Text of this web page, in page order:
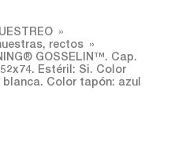
rectos
GOSSELIN™. Cap.
Estéril: Si. Color
Color tapón: azul